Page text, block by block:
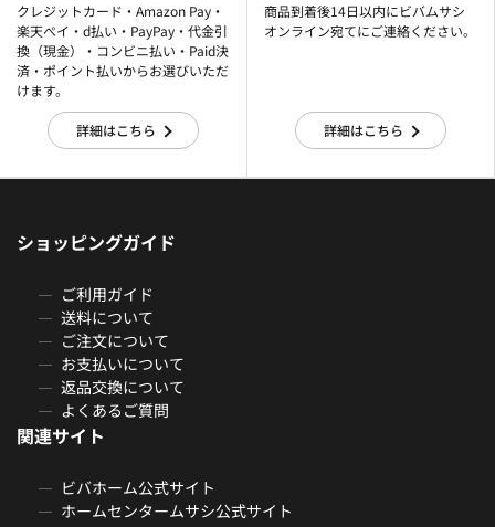
クレジットカード・Amazon Pay・
楽天ぺイ・d払い・PayPay・代金引
換（現金）・コンビニ払い・Paid決
済・ポイント払いからお選びいただ
けます。
詳細はこちら
商品到着後14日以内にビバムサシ
オンライン宛てにご連絡ください。
詳細はこちら
ショッピングガイド
ご利用ガイド
送料について
ご注文について
お支払いについて
返品交換について
よくあるご質問
関連サイト
ビバホーム公式サイト
ホームセンタームサシ公式サイト